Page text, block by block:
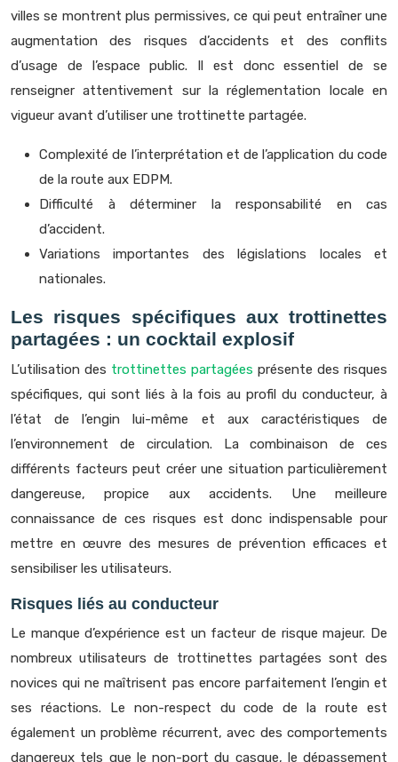
villes se montrent plus permissives, ce qui peut entraîner une
augmentation des risques d’accidents et des conflits
d’usage de l’espace public. Il est donc essentiel de se
renseigner attentivement sur la réglementation locale en
vigueur avant d’utiliser une trottinette partagée.
Complexité de l’interprétation et de l’application du code
de la route aux EDPM.
Difficulté à déterminer la responsabilité en cas
d’accident.
Variations importantes des législations locales et
nationales.
Les risques spécifiques aux trottinettes
partagées : un cocktail explosif
L’utilisation des trottinettes partagées présente des risques
spécifiques, qui sont liés à la fois au profil du conducteur, à
l’état de l’engin lui-même et aux caractéristiques de
l’environnement de circulation. La combinaison de ces
différents facteurs peut créer une situation particulièrement
dangereuse, propice aux accidents. Une meilleure
connaissance de ces risques est donc indispensable pour
mettre en œuvre des mesures de prévention efficaces et
sensibiliser les utilisateurs.
Risques liés au conducteur
Le manque d’expérience est un facteur de risque majeur. De
nombreux utilisateurs de trottinettes partagées sont des
novices qui ne maîtrisent pas encore parfaitement l’engin et
ses réactions. Le non-respect du code de la route est
également un problème récurrent, avec des comportements
dangereux tels que le non-port du casque, le dépassement